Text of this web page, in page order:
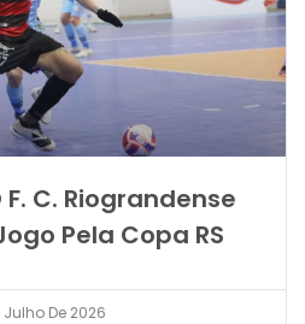
F. C. Riograndense
Pela Copa RS
Julho De 2026